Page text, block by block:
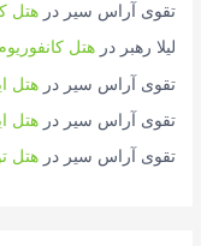
تقوی آراس سیر درهتل
لیلا رهبر درهتل
تقوی آراس سیر درهتل
تقوی آراس سیر درهتل
تقوی آراس سیر درهتل